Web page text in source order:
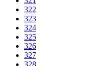
322
323
324
325
326
327